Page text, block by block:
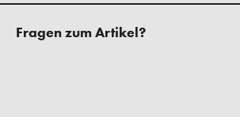
Fragen zum Artikel?